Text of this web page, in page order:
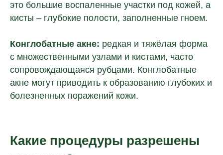
это большие воспаленные участки под кожей, а
кисты – глубокие полости, заполненные гноем.
Конглобатные акне: редкая и тяжёлая форма
с множественными узлами и кистами, часто
сопровождающаяся рубцами. Конглобатные
акне могут приводить к образованию глубоких и
болезненных поражений кожи.
Какие процедуры разрешены